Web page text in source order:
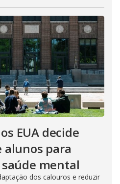
EUA decide
para
mental
dos calouros e reduzir